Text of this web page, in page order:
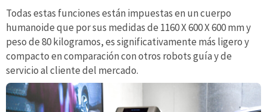
Todas estas funciones están impuestas en un cuerpo
humanoide que por sus medidas de 1160 X 600 X 600 mm y
peso de 80 kilogramos, es significativamente más ligero y
compacto en comparación con otros robots guía y de
servicio al cliente del mercado.